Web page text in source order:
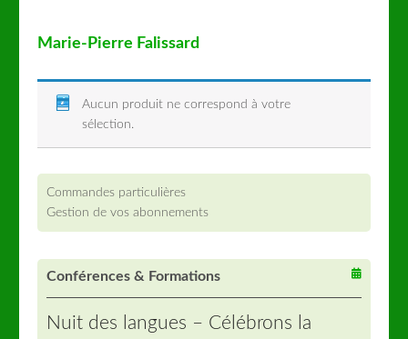
Marie-Pierre Falissard
Aucun produit ne correspond à votre
sélection.
Commandes particulières
Gestion de vos abonnements
Conférences & Formations
Nuit des langues – Célébrons la